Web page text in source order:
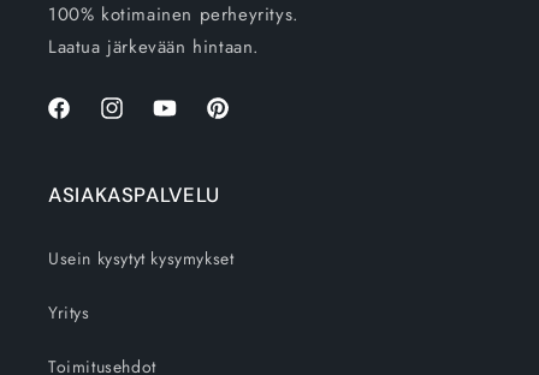
100% kotimainen perheyritys.
Laatua järkevään hintaan.
FacebookInstagramYouTubePinterest
ASIAKASPALVELU
Usein kysytyt kysymykset
Yritys
Toimitusehdot